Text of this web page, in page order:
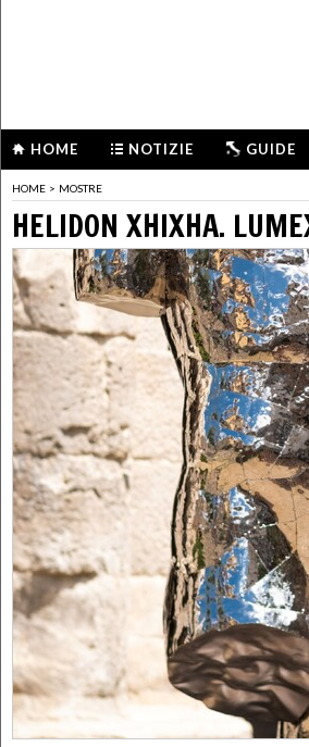
HOME NOTIZIE GUIDE
HOME > MOSTRE
HELIDON XHIXHA.